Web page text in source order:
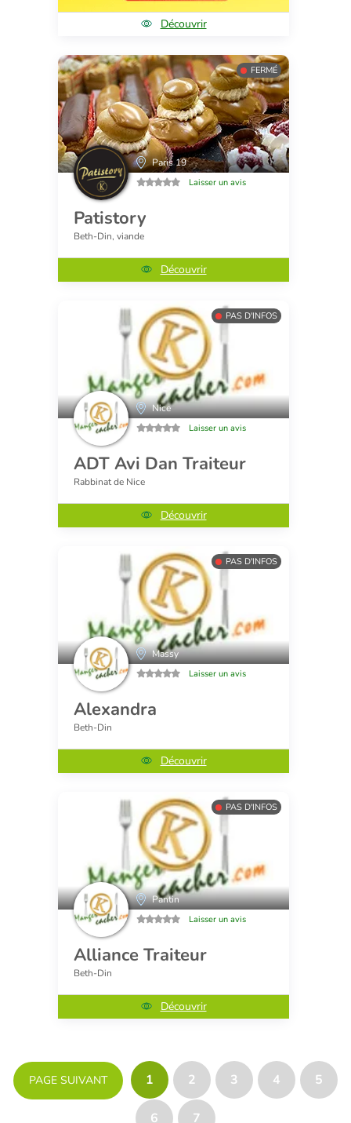
Découvrir
FERMÉ
Paris 19
Laisser un avis
Patistory
Beth-Din, viande
Découvrir
PAS D'INFOS
Nice
Laisser un avis
ADT Avi Dan Traiteur
Rabbinat de Nice
Découvrir
PAS D'INFOS
Massy
Laisser un avis
Alexandra
Beth-Din
Découvrir
PAS D'INFOS
Pantin
Laisser un avis
Alliance Traiteur
Beth-Din
Découvrir
PAGE SUIVANT 1 2 3 4 5
6 7